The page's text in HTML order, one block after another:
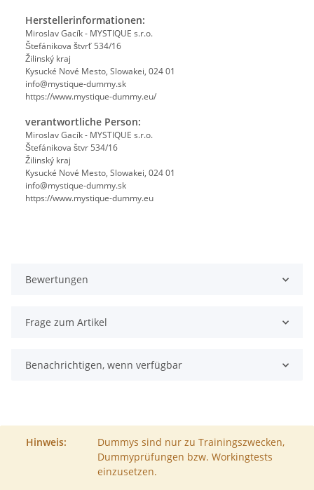
Herstellerinformationen:
Miroslav Gacík - MYSTIQUE s.r.o.
Štefánikova štvrť 534/16
Žilinský kraj
Kysucké Nové Mesto, Slowakei, 024 01
info@mystique-dummy.sk
https://www.mystique-dummy.eu/
verantwortliche Person:
Miroslav Gacík - MYSTIQUE s.r.o.
Štefánikova štvr 534/16
Žilinský kraj
Kysucké Nové Mesto, Slowakei, 024 01
info@mystique-dummy.sk
https://www.mystique-dummy.eu
Bewertungen
Frage zum Artikel
Benachrichtigen, wenn verfügbar
Hinweis:
Dummys sind nur zu Trainingszwecken,
Dummyprüfungen bzw. Workingtests
einzusetzen.